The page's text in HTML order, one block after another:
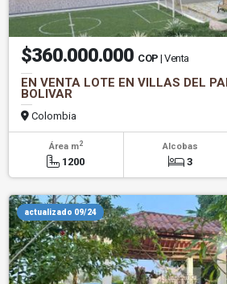
$360.000.000 COP | Venta
EN VENTA LOTE EN VILLAS DEL
BOLIVAR
Colombia
Área m2
1200
Alcobas
3
actualizado 09/24